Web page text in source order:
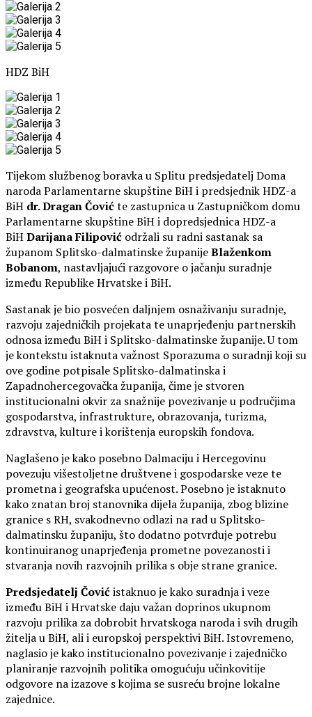
HDZ BiH
Tijekom službenog boravka u Splitu predsjedatelj Doma
naroda Parlamentarne skupštine BiH i predsjednik HDZ-a
BiH dr. Dragan Čovićte zastupnica u Zastupničkom domu
Parlamentarne skupštine BiH i dopredsjednica HDZ-a
BiHDarijana Filipović održali su radni sastanak sa
županom Splitsko-dalmatinske županijeBlaženkom
Bobanom, nastavljajući razgovore o jačanju suradnje
između Republike Hrvatske i BiH.
Sastanak je bio posvećen daljnjem osnaživanju suradnje,
razvoju zajedničkih projekata te unaprjeđenju partnerskih
odnosa između BiH i Splitsko-dalmatinske županije. U tom
je kontekstu istaknuta važnost Sporazuma o suradnji koji su
ove godine potpisale Splitsko-dalmatinska i
Zapadnohercegovačka županija, čime je stvoren
institucionalni okvir za snažnije povezivanje u područjima
gospodarstva, infrastrukture, obrazovanja, turizma,
zdravstva, kulture i korištenja europskih fondova.
Naglašeno je kako posebno Dalmaciju i Hercegovinu
povezuju višestoljetne društvene i gospodarske veze te
prometna i geografska upućenost. Posebno je istaknuto
kako znatan broj stanovnika dijela županija, zbog blizine
granice s RH, svakodnevno odlazi na rad u Splitsko-
dalmatinsku županiju, što dodatno potvrđuje potrebu
kontinuiranog unaprjeđenja prometne povezanosti i
stvaranja novih razvojnih prilika s obje strane granice.
Predsjedatelj Čovićistaknuo je kako suradnja i veze
između BiH i Hrvatske daju važan doprinos ukupnom
razvoju prilika za dobrobit hrvatskoga naroda i svih drugih
žitelja u BiH, ali i europskoj perspektivi BiH. Istovremeno,
naglasio je kako institucionalno povezivanje i zajedničko
planiranje razvojnih politika omogućuju učinkovitije
odgovore na izazove s kojima se susreću brojne lokalne
zajednice.